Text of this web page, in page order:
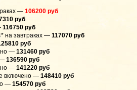
— 106200 руб
руб
116750 руб
на завтраках — 117070 руб
руб
— 131460 руб
— 136590 руб
— 141220 руб
включено — 148410 руб
— 154570 руб